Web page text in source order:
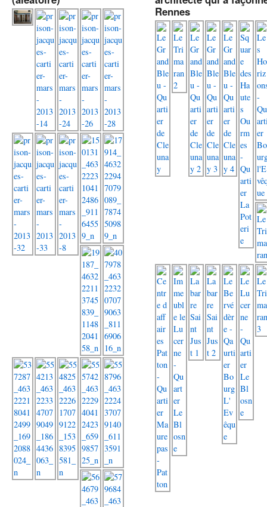
Rennes